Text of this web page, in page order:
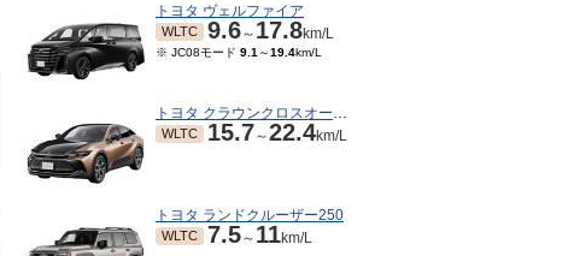
トヨタ ヴェルファイア
WLTC 9.6～ 17.8km/L
※ JC08モード 9.1 ～19.4km/L
トヨタ クラウンクロスオーバー
WLTC 15.7～22.4km/L
トヨタ ランドクルーザー250
WLTC 7.5～ 11km/L